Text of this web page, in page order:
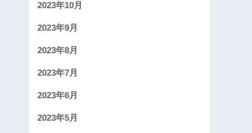
2023年10月
2023年9月
2023年8月
2023年7月
2023年6月
2023年5月